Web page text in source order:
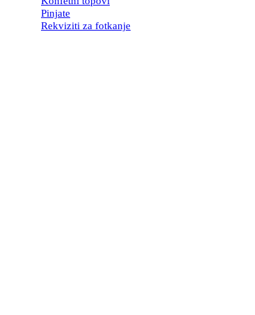
Pinjate
Rekviziti za fotkanje